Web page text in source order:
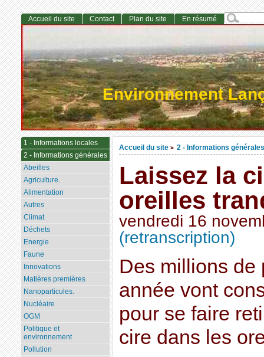
Environnement
Accueil du site > 2 - Informations générales
Laissez la
oreilles
vendredi 16
(retranscription)
Des millions de
année vont
pour se faire
cire dans les
Accueil du site Contact Plan du site En résumé
1 - Informations locales
2 - Informations générales
Abeilles
Agriculture.
Alimentation
Autres
Climat
Déchets
Energie
Faune
Innovations
Matières premières
Nanoparticules.
Nucléaire
OGM
Politique et
environnement
Pollution